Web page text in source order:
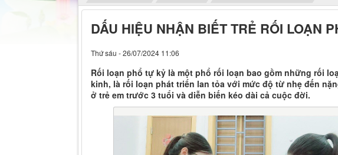
DẤU HIỆU NHẬN BIẾT TRẺ RỐI LOẠN
Thứ sáu - 26/07/2024 11:06
Rối loạn phổ tự kỷ là một phổ rối loạn bao gồm những rối
kinh, là rối loạn phát triển lan tỏa với mức độ từ nhẹ đến
ở trẻ em trước 3 tuổi và diễn biến kéo dài cả cuộc đời.